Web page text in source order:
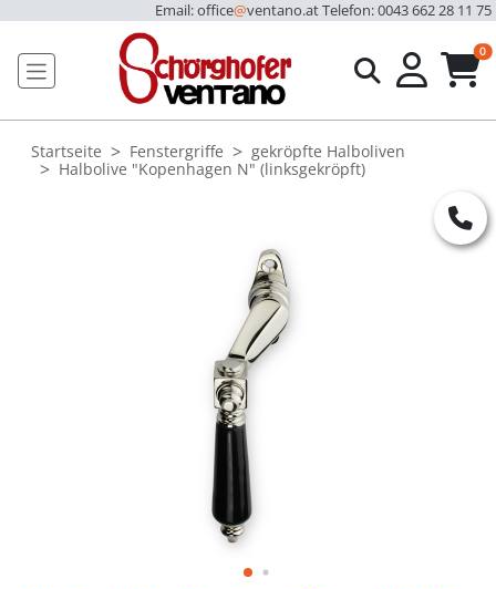
Email: office@ventano.atTelefon: 0043 662 28 11 75
0
Startseite Fenstergriffe
gekröpfte Halboliven
Halbolive "Kopenhagen N" (linksgekröpft)